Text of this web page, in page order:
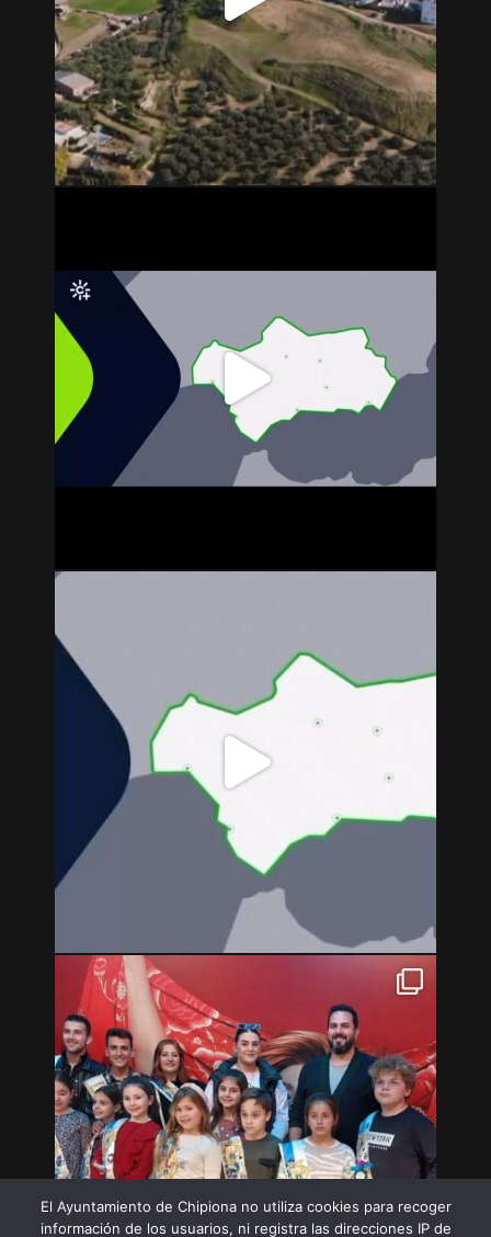
El Ayuntamiento de Chipiona no utiliza cookies para recoger
información de los usuarios, ni registra las direcciones IP de